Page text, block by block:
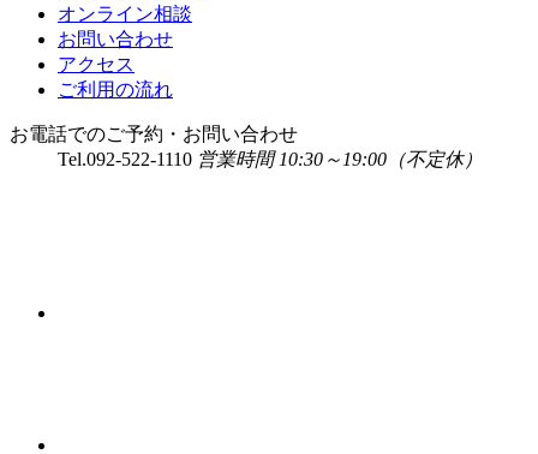
オンライン相談
お問い合わせ
アクセス
ご利用の流れ
お電話でのご予約・お問い合わせ
Tel.092-522-1110 営業時間 10:30～19:00（不定休）